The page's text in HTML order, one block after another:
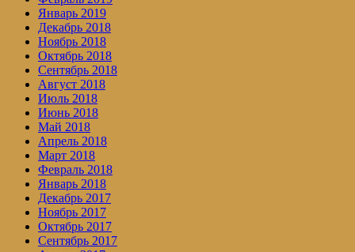
Январь 2019
Декабрь 2018
Ноябрь 2018
Октябрь 2018
Сентябрь 2018
Август 2018
Июль 2018
Июнь 2018
Май 2018
Апрель 2018
Март 2018
Февраль 2018
Январь 2018
Декабрь 2017
Ноябрь 2017
Октябрь 2017
Сентябрь 2017